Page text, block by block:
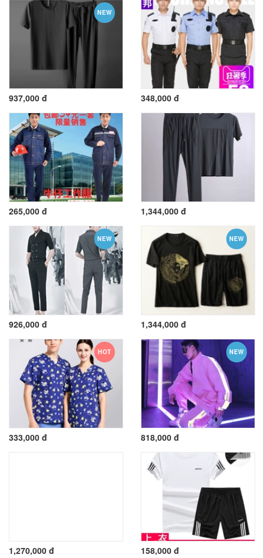
NEW
937,000 đ 348,000 đ
265,000 đ 1,344,000 đ
NEW
926,000 đ
NEW
1,344,000 đ
HOT
333,000 đ
NEW
818,000 đ
1,270,000 đ 158,000 đ